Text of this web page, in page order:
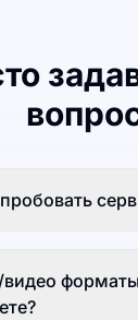
видео